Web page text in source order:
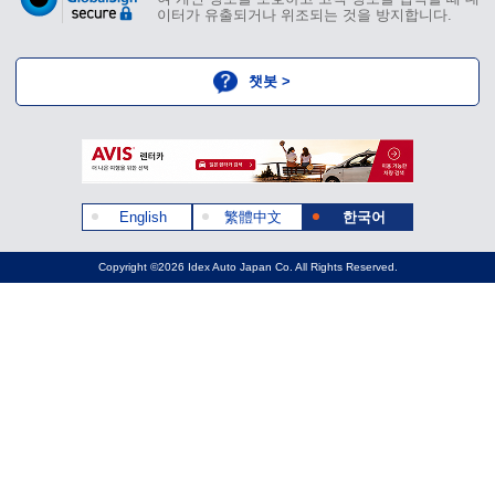
이터가 유출되거나 위조되는 것을 방지합니다.
챗봇 >
English 繁體中文 한국어
Copyright ©2026 Idex Auto Japan Co. All Rights Reserved.